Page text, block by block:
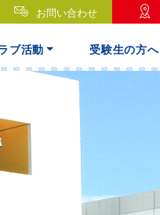
お問い合わせ
ブ活動 受験生の方へ